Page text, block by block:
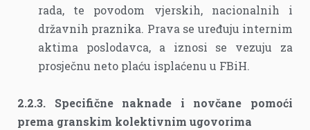
rada, te povodom vjerskih, nacionalnih i
državnih praznika. Prava se uređuju internim
aktima poslodavca, a iznosi se vezuju za
prosječnu neto plaću isplaćenu u FBiH.
2.2.3. Specifične naknade i novčane pomoći
prema granskim kolektivnim ugovorima